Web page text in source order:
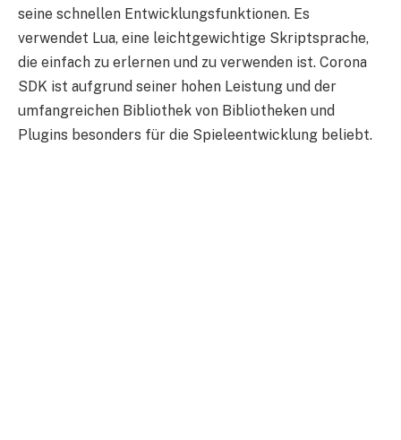
seine schnellen Entwicklungsfunktionen. Es
verwendet Lua, eine leichtgewichtige Skriptsprache,
die einfach zu erlernen und zu verwenden ist. Corona
SDK ist aufgrund seiner hohen Leistung und der
umfangreichen Bibliothek von Bibliotheken und
Plugins besonders für die Spieleentwicklung beliebt.